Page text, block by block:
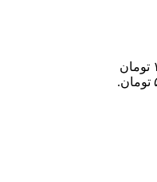
قیمت اصلی: ۱۵۰,۰۰۰ تومان